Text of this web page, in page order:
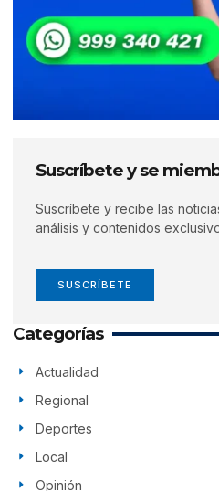
Suscríbete y se
Suscríbete y recibe las
análisis y contenidos
SUSCRÍBETE
Categorías
Actualidad
Regional
Deportes
Local
Opinión